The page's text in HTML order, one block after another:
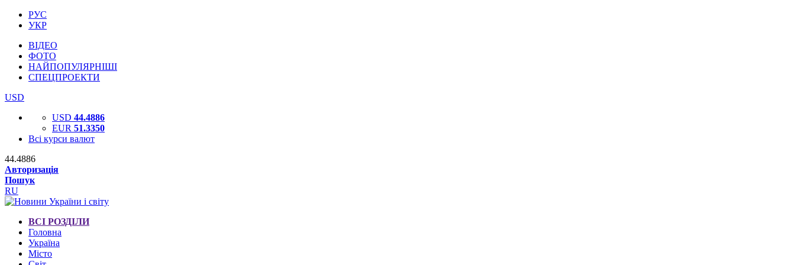
РУС
УКР
ВІДЕО
ФОТО
НАЙПОПУЛЯРНІШІ
СПЕЦПРОЕКТИ
USD
USD 44.4886
EUR 51.3350
Всі курси валют
44.4886
Авторизація
Пошук
RU
ВСІ РОЗДІЛИ
Головна
Україна
Місто